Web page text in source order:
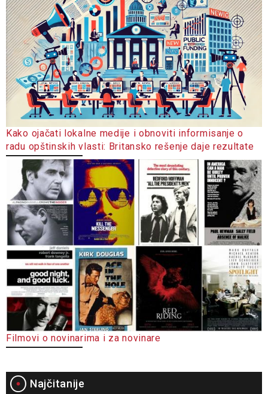
Kako ojačati lokalne medije i obnoviti informisanje o
radu opštinskih vlasti: Britansko rešenje daje rezultate
Filmovi o novinarima i za novinare
Najčitanije